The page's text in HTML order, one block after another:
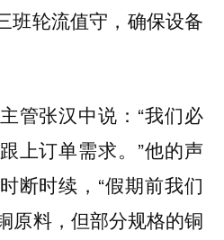
班轮流值守，确保设备
管张汉中说：“我们必
上订单需求。”他的声
断时续，“假期前我们
原料，但部分规格的铜